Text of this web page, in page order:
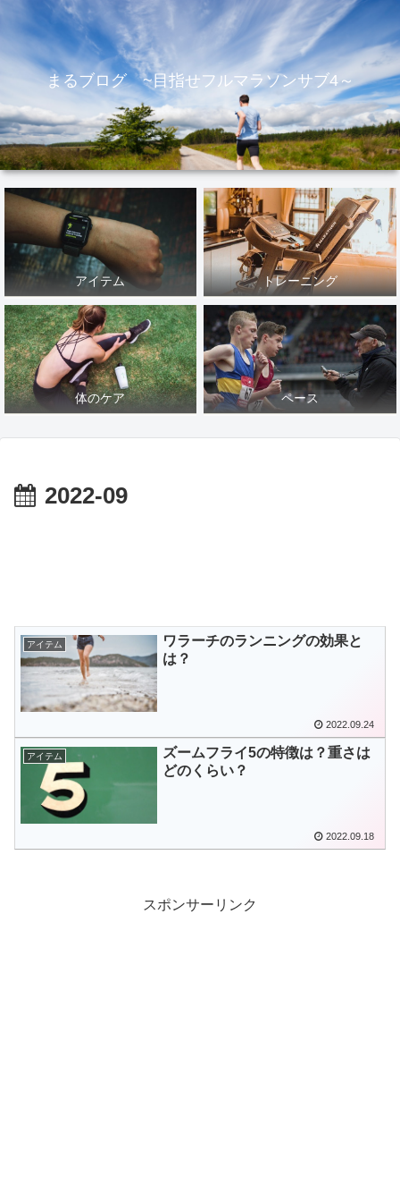
まるブログ ~目指せフルマラソンサブ4～
アイテム トレーニング
体のケア ペース
2022-09
アイテム
ワラーチのランニングの効果と
は？
2022.09.24
アイテム
ズームフライ5の特徴は？重さは
どのくらい？
2022.09.18
スポンサーリンク